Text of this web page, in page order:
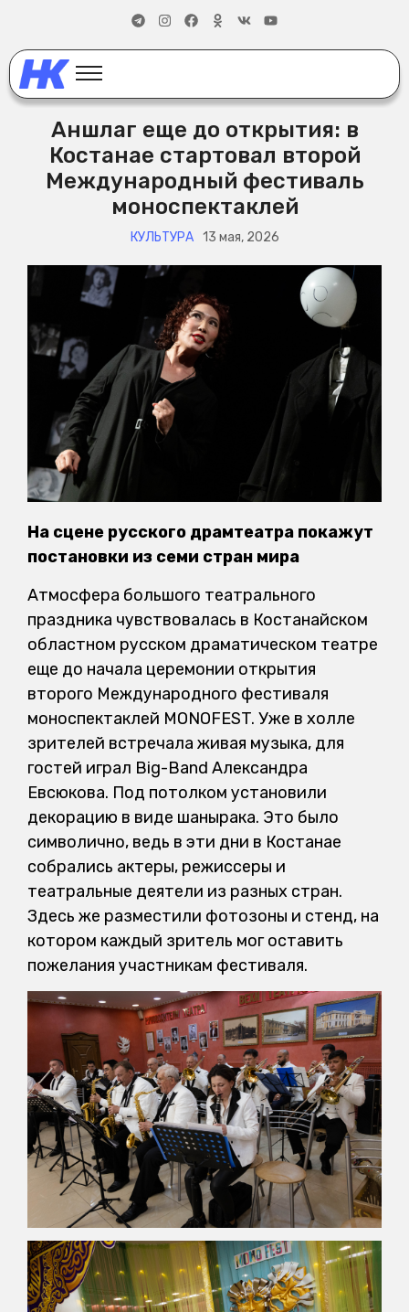
Аншлаг еще до открытия: в
Костанае стартовал второй
Международный фестиваль
моноспектаклей
КУЛЬТУРА 13 мая, 2026
На сцене русского драмтеатра покажут
постановки из семи стран мира
Атмосфера большого театрального
праздника чувствовалась в Костанайском
областном русском драматическом театре
еще до начала церемонии открытия
второго Международного фестиваля
моноспектаклей MONOFEST. Уже в холле
зрителей встречала живая музыка, для
гостей играл Big-Band Александра
Евсюкова. Под потолком установили
декорацию в виде шанырака. Это было
символично, ведь в эти дни в Костанае
собрались актеры, режиссеры и
театральные деятели из разных стран.
Здесь же разместили фотозоны и стенд, на
котором каждый зритель мог оставить
пожелания участникам фестиваля.